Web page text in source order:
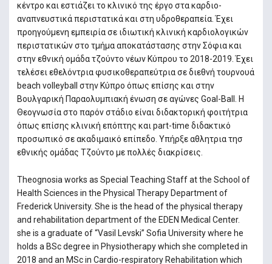
κέντρο και εστιάζει το κλινικό της έργο στα καρδιο-
αναπνευστικά περιστατικά και στη υδροθεραπεία. Έχει
προηγούμενη εμπειρία σε ιδιωτική κλινική καρδιολογικών
περιστατικών στο τμήμα αποκατάστασης στην Σόφια και
στην εθνική ομάδα τζούντο νέων Κύπρου το 2018-2019. Έχει
τελέσει εθελόντρια φυσικοθεραπεύτρια σε διεθνή τουρνουά
beach volleyball στην Κύπρο όπως επίσης και στην
Βουλγαρική Παραολυμπιακή ένωση σε αγώνες Goal-Ball. Η
Θεογνωσία στο παρόν στάδιο είναι διδακτορική φοιτήτρια
όπως επίσης κλινική επόπτης και part-time διδακτικό
προσωπικό σε ακαδιμαικό επίπεδο. Υπήρξε αθλητρια τησ
εθνικής ομάδας Τζούντο με πολλές διακρίσεις.
Theognosia works as Special Teaching Staff at the School of
Health Sciences in the Physical Therapy Department of
Frederick University. She is the head of the physical therapy
and rehabilitation department of the EDΕΝ Medical Center.
she is a graduate of “Vasil Levski” Sofia University where he
holds a BSc degree in Physiotherapy which she completed in
2018 and an MSc in Cardio-respiratory Rehabilitation which